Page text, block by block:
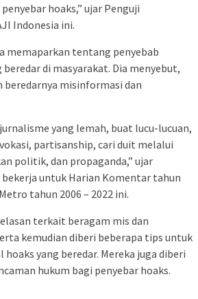
hoaks,” ujar Penguji
Indonesia ini.
memaparkan tentang penyebab
beredar di masyarakat. Dia menyebut,
beredarnya misinformasi dan
yang lemah, buat lucu-lucuan,
partisanship, cari duit melalui
politik, dan propaganda,” ujar
untuk Harian Komentar tahun
tahun 2006 – 2022 ini.
terkait beragam mis dan
kemudian diberi beberapa tips untuk
yang beredar. Mereka juga diberi
hukum bagi penyebar hoaks.